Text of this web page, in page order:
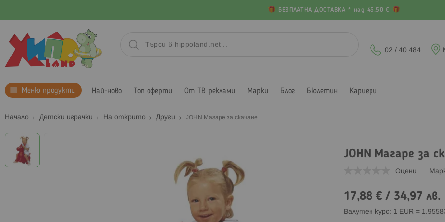
БЕЗПЛАТНА ДОСТАВКА * над 45.50 €
02 / 40 484
Меню продукти Най-ново Топ оферти От ТВ реклами Марки Блог Бюлетин Кариери
Начало Детски играчки На открито Други JOHN Магаре за скачане
Преминете
към
края
на
JOHN Магаре за
Оцени
17,88 €/ 34,97 лв.
Валутен курс: 1 EUR =